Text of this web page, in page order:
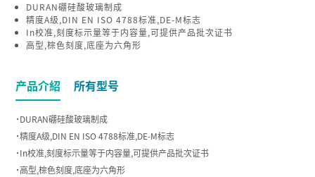
DURAN硼硅酸玻璃制成
精度A级,DIN EN ISO 4788标准,DE-M标志
In校准,刻度标示量等于内容量,可提供产品批次证书
高型,棕色刻度,底座为六角形
产品介紹 所有型号
˙DURAN硼硅酸玻璃制成
˙精度A级,DIN EN ISO 4788标准,DE-M标志
˙In校准,刻度标示量等于内容量,可提供产品批次证书
˙高型,棕色刻度,底座为六角形